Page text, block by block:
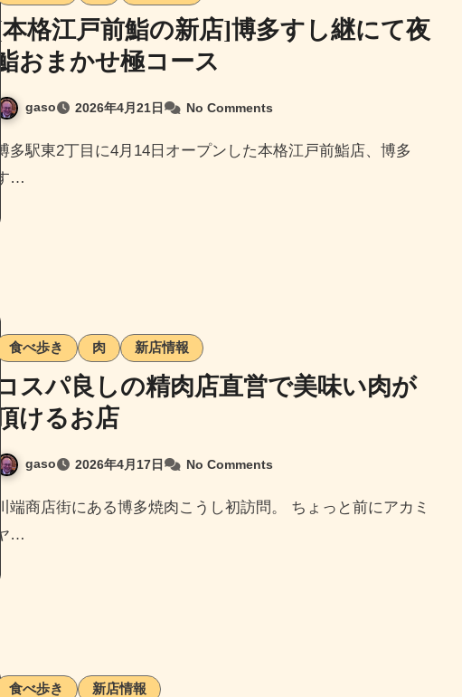
[本格江戸前鮨の新店]博多すし継にて夜
鮨おまかせ極コース
gaso 2026年4月21日 No Comments
博多駅東2丁目に4月14日オープンした本格江戸前鮨店、博多
す…
食べ歩き 肉 新店情報
コスパ良しの精肉店直営で美味い肉が
頂けるお店
gaso 2026年4月17日 No Comments
川端商店街にある博多焼肉こうし初訪問。 ちょっと前にアカミ
ヤ…
食べ歩き 新店情報